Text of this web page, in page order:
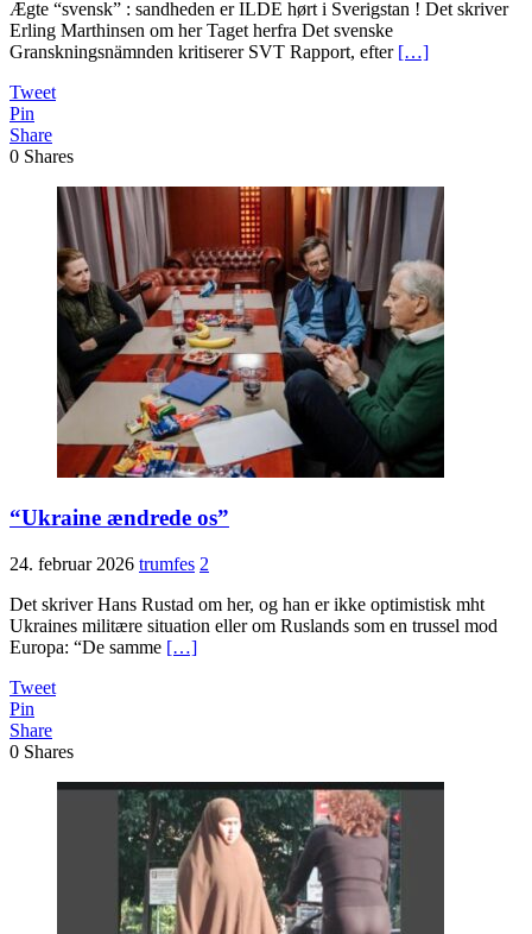
Ægte “svensk” : sandheden er ILDE hørt i Sverigstan ! Det skriver
Erling Marthinsen om her Taget herfra Det svenske
Granskningsnämnden kritiserer SVT Rapport, efter […]
Tweet
Pin
Share
0 Shares
“Ukraine ændrede os”
24. februar 2026 trumfes 2
Det skriver Hans Rustad om her, og han er ikke optimistisk mht
Ukraines militære situation eller om Ruslands som en trussel mod
Europa: “De samme […]
Tweet
Pin
Share
0 Shares